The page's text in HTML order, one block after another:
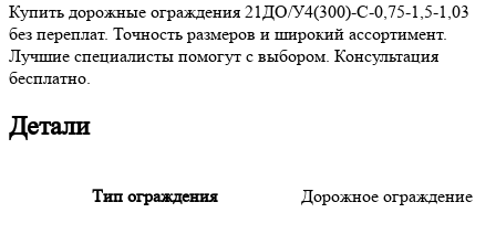
Купить дорожные ограждения 21ДО/У4(300)-С-0,75-1,5-1,03
без переплат. Точность размеров и широкий ассортимент.
Лучшие специалисты помогут с выбором. Консультация
бесплатно.
Детали
Тип ограждения Дорожное ограждение